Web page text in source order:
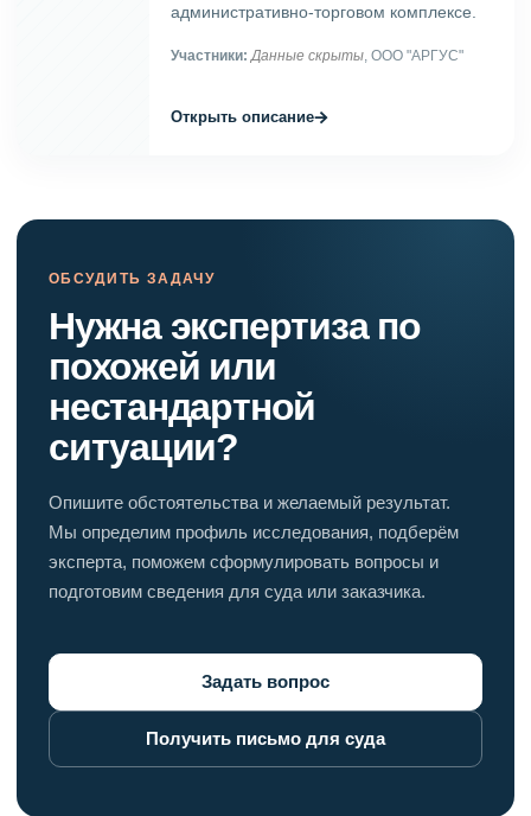
административно-торговом комплексе.
Участники: Данные скрыты, ООО "АРГУС"
Открыть описание→
ОБСУДИТЬ ЗАДАЧУ
Нужна экспертиза по
похожей или
нестандартной
ситуации?
Опишите обстоятельства и желаемый результат.
Мы определим профиль исследования, подберём
эксперта, поможем сформулировать вопросы и
подготовим сведения для суда или заказчика.
Задать вопрос
Получить письмо для суда